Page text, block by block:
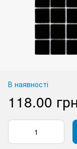
В наявності
118.00 грн